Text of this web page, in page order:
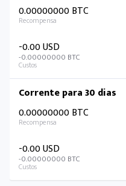
0.00000000 BTC
-0.00 USD
-0.00000000 BTC
Corrente para 30 dias
0.00000000 BTC
-0.00 USD
-0.00000000 BTC